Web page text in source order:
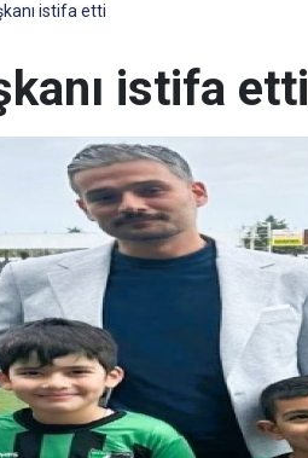
istifa etti
istifa etti